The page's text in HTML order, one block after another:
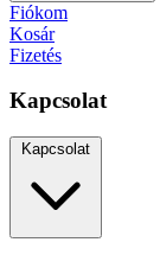
Fiókom
Kosár
Fizetés
Kapcsolat
Kapcsolat